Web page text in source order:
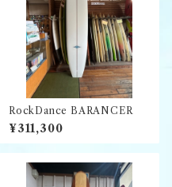
RockDance BARANCER
¥311,300